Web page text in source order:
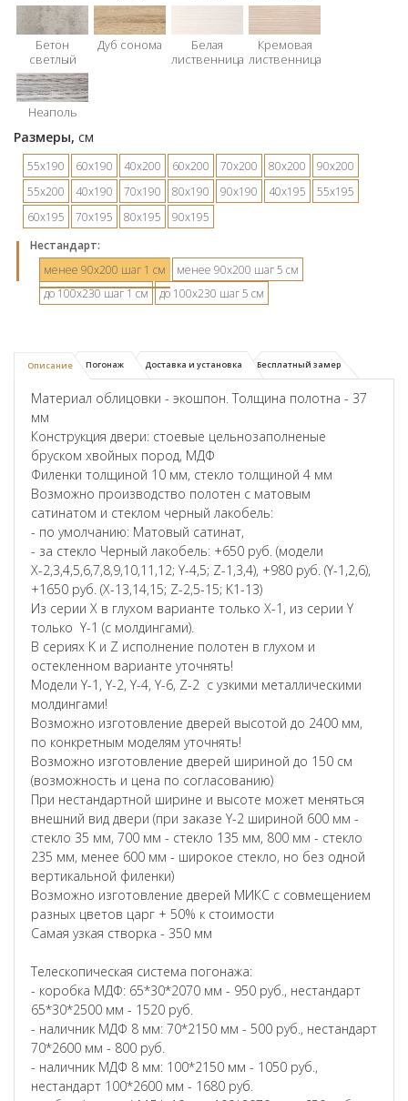
Бетон
светлый
Дуб сонома
Белая
лиственница
Кремовая
лиственница
Неаполь
Размеры, см
55х190 60х190 40х200 60х200 70х200 80х200
90х200
55х200
40х190 70х190 80х190 90х190 40х195
55х195
60х195
70х195 80х195
90х195
Hестандарт:
менее 90х200 шаг 1 см
менее 90х200 шаг 5 см
до 100х230 шаг 1 см
до 100х230 шаг 5 см
Описание Погонаж Доставка и установка Бесплатный замер
Материал облицовки - экошпон. Толщина полотна - 37
мм
Конструкция двери: стоевые цельнозаполненые
бруском хвойных пород, МДФ
Филенки толщиной 10 мм, стекло толщиной 4 мм
Возможно производство полотен с матовым
сатинатом и стеклом черный лакобель:
- по умолчанию: Матовый сатинат,
- за стекло Черный лакобель: +650 руб. (модели
Х-2,3,4,5,6,7,8,9,10,11,12; Y-4,5; Z-1,3,4), +980 руб. (Y-1,2,6),
+1650 руб. (X-13,14,15; Z-2,5-15; K1-13)
Из серии X в глухом варианте только X-1, из серии Y
только Y-1 (с молдингами).
В сериях K и Z исполнение полотен в глухом и
остекленном варианте уточнять!
Модели Y-1, Y-2, Y-4, Y-6, Z-2 с узкими металлическими
молдингами!
Возможно изготовление дверей высотой до 2400 мм,
по конкретным моделям уточнять!
Возможно изготовление дверей шириной до 150 см
(возможность и цена по согласованию)
При нестандартной ширине и высоте может меняться
внешний вид двери (при заказе Y-2 шириной 600 мм -
стекло 35 мм, 700 мм - стекло 135 мм, 800 мм - стекло
235 мм, менее 600 мм - широкое стекло, но без одной
вертикальной филенки)
Возможно изготовление дверей МИКС с совмещением
разных цветов царг + 50% к стоимости
Самая узкая створка - 350 мм
Телескопическая система погонажа:
- коробка МДФ: 65*30*2070 мм - 950 руб., нестандарт
65*30*2500 мм - 1520 руб.
- наличник МДФ 8 мм: 70*2150 мм - 500 руб., нестандарт
70*2600 мм - 800 руб.
- наличник МДФ 8 мм: 100*2150 мм - 1050 руб.,
нестандарт 100*2600 мм - 1680 руб.